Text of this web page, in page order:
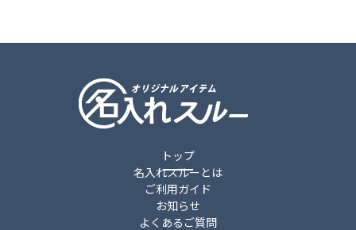
トップ
名入れスルーとは
ご利用ガイド
お知らせ
よくあるご質問